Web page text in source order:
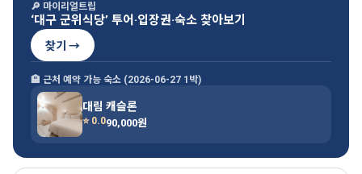
🔎 마이리얼트립
‘대구 군위식당’ 투어·입장권·숙소 찾아보기
찾기 →
🏨 근처 예약 가능 숙소 (2026-06-27 1박)
대림 캐슬론
⭐ 0.090,000원